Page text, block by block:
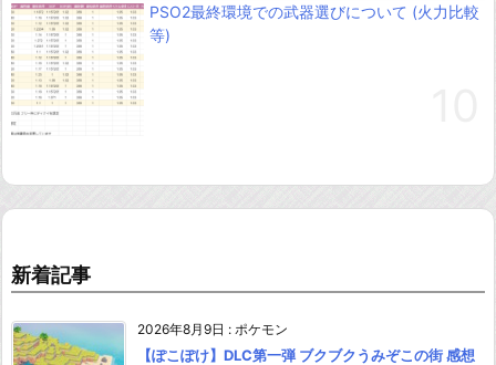
PSO2最終環境での武器選びについて (火力比較
等)
新着記事
2026年8月9日 : ポケモン
【ぽこぽけ】DLC第一弾 ブクブクうみぞこの街 感想